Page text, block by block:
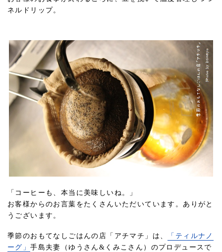
ネルドリップ。
「コーヒーも、本当に美味しいね。」
お客様からのお言葉をたくさんいただいています。ありがと
うございます。
季節のおもてなしごはんの店「アチマチ」は、
「ティルナノ
ーグ」手島夫妻（ゆうさん&くみこさん）のプロデュースで